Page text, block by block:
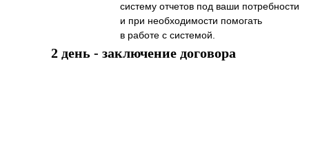
2 день - заключение договора
систему отчетов под ваши потребности
и при необходимости помогать
в работе с системой.